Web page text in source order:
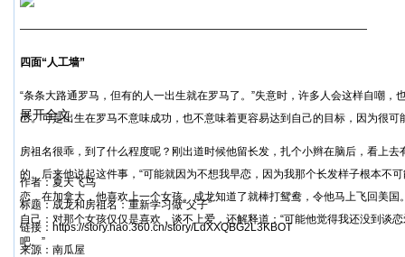
————————————————————————————————
四面“人工墙”
“条条大路通罗马，但有的人一出生就在罗马了。”失意时，许多人会这样自嘲，
己。可是出生在罗马不意味成功，也不意味着更容易达到自己的目标，因为很可
房祖名很乖，到了什么程度呢？刚出道时候他留长发，扎个小辫在脑后，看上
的。后来他说起这件事，“可能就因为不想我早恋，因为我那个长发样子根本不
恋，在加拿大，他喜欢上一个女孩。成龙知道了就棒打鸳鸯，令他马上飞回美
自己：对那个女孩仅仅是喜欢，谈不上爱，还解释道：“可能他觉得我还没到谈
吧。”
展开全文
作者：夏天飞鸟
标题：成龙和房祖名：重新学习做“父子”
链接：https://story.hao.360.cn/story/LdXXQBG2L3KBOT
来源：南瓜屋